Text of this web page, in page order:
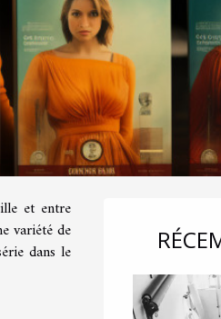
et entre
variété de
dans le